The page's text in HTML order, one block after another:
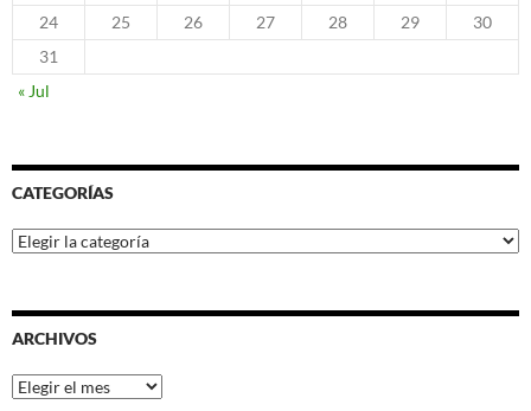
24
25 26 27 28 29
30
31
« Jul
CATEGORÍAS
Categorías
ARCHIVOS
Archivos